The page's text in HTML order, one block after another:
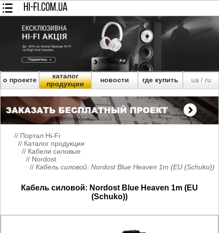
HI-FI.COM.UA
о проекте
каталог
продукции
новости где купить ua/ ru
// Портал Hi-Fi
// Каталог продукции
// Кабели силовые
// Nordost
// Кабель силовой: Nordost Blue Heaven 1m (EU (Schuko))
Кабель силовой: Nordost Blue Heaven 1m (EU
(Schuko))